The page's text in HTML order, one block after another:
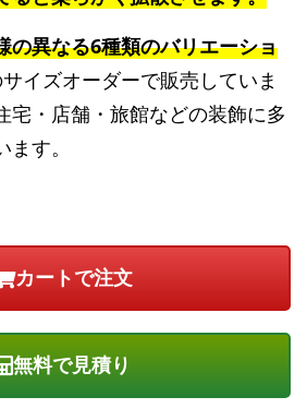
の異なる6種類のバリエーショ
イズオーダーで販売していま
宅・店舗・旅館などの装飾に多
す。
無料で見積り